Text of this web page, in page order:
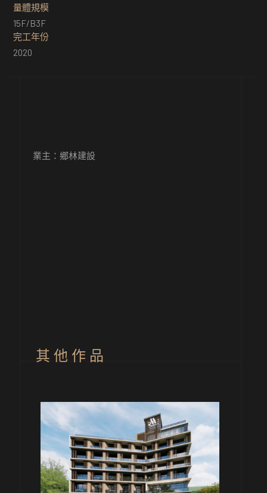
量體規模
15F/B3F
完工年份
2020
業主：鄉林建設
其 他 作 品
旅館
水社旅館 H